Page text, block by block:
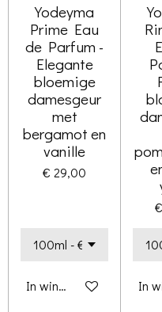
Yodeyma
Prime Eau
de Parfum -
Elegante
bloemige
damesgeur
met
bergamot en
vanille
€ 29,00
In winkelwagen In